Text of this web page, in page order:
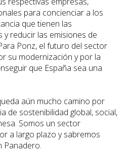
para concienciar a los
que tienen las
reducir las emisiones de
Ponz, el futuro del sector
su modernización y por la
que España sea una
aún mucho camino por
de sostenibilidad global, social,
Somos un sector
a largo plazo y sabremos
Panadero.